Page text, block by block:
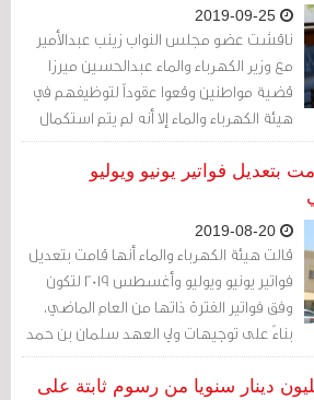
ناقشت عضو مجلس النواب زينب عبدالأمير
مع وزير الكهرباء والماء عبدالحسين ميرزا
قضية مواطنين وقعوا عقوداً لتوظيفهم في
هيئة الكهرباء والماء إلا أنه لم يتم استكمال
إجراءاتهم
بتعديل فواتير يونيو ويوليو
قالت هيئة الكهرباء والماء أنها قامت بتعديل
فواتير يونيو ويوليو وأغسطس 2019 لتكون
وفق فواتير الفترة ذاتها من العام الماضي،
بناءً على توجيهات ولي العهد سلمان بن حمد
آل خليفة
تُحصّل 15 مليون دينار سنويا من رسوم ثابتة على